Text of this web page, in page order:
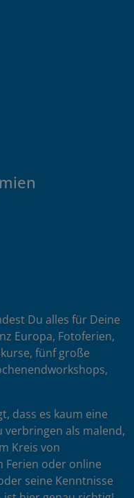
Du alles für Deine
Europa, Fotoferien,
fünf große
dass es kaum eine
verbringen als malend,
Kreis von
Ferien oder online
seine Kenntnisse